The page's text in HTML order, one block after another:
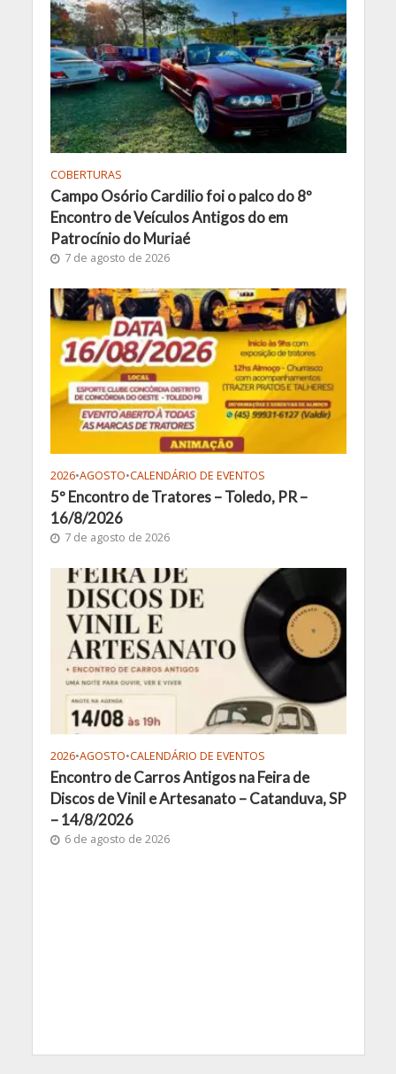
COBERTURAS
Campo Osório Cardilio foi o palco do 8º
Encontro de Veículos Antigos do em
Patrocínio do Muriaé
7 de agosto de 2026
2026•AGOSTO•CALENDÁRIO DE EVENTOS
5º Encontro de Tratores – Toledo, PR –
16/8/2026
7 de agosto de 2026
2026•AGOSTO•CALENDÁRIO DE EVENTOS
Encontro de Carros Antigos na Feira de
Discos de Vinil e Artesanato – Catanduva, SP
– 14/8/2026
6 de agosto de 2026